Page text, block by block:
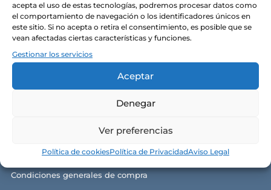
acepta el uso de estas tecnologías, podremos procesar datos como
el comportamiento de navegación o los identificadores únicos en
este sitio. Si no acepta o retira el consentimiento, es posible que se
vean afectadas ciertas características y funciones.
Gestionar los servicios
Aceptar
Denegar
Ver preferencias
Política de cookiesPolítica de PrivacidadAviso Legal
Nuestras tiendas
Contacto
Política de privacidad
Aviso legal y términos de uso
GUÍA DE COMPRA
Condiciones generales de compra